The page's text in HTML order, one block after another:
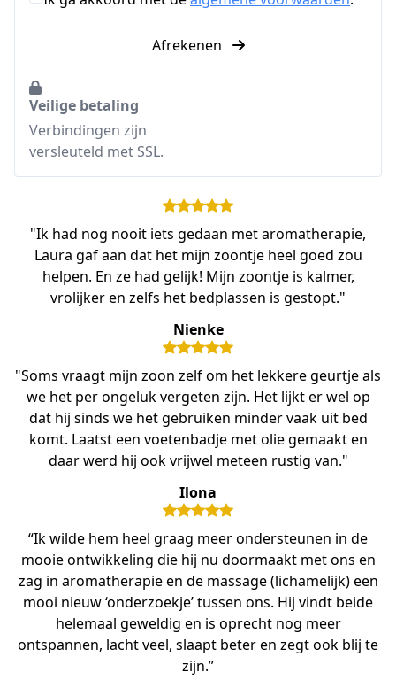
Afrekenen
Veilige betaling
Verbindingen zijn
versleuteld met SSL.
"Ik had nog nooit iets gedaan met aromatherapie,
Laura gaf aan dat het mijn zoontje heel goed zou
helpen. En ze had gelijk! Mijn zoontje is kalmer,
vrolijker en zelfs het bedplassen is gestopt."
Nienke
"Soms vraagt mijn zoon zelf om het lekkere geurtje als
we het per ongeluk vergeten zijn. Het lijkt er wel op
dat hij sinds we het gebruiken minder vaak uit bed
komt. Laatst een voetenbadje met olie gemaakt en
daar werd hij ook vrijwel meteen rustig van."
Ilona
“Ik wilde hem heel graag meer ondersteunen in de
mooie ontwikkeling die hij nu doormaakt met ons en
zag in aromatherapie en de massage (lichamelijk) een
mooi nieuw ‘onderzoekje’ tussen ons. Hij vindt beide
helemaal geweldig en is oprecht nog meer
ontspannen, lacht veel, slaapt beter en zegt ook blij te
zijn.”